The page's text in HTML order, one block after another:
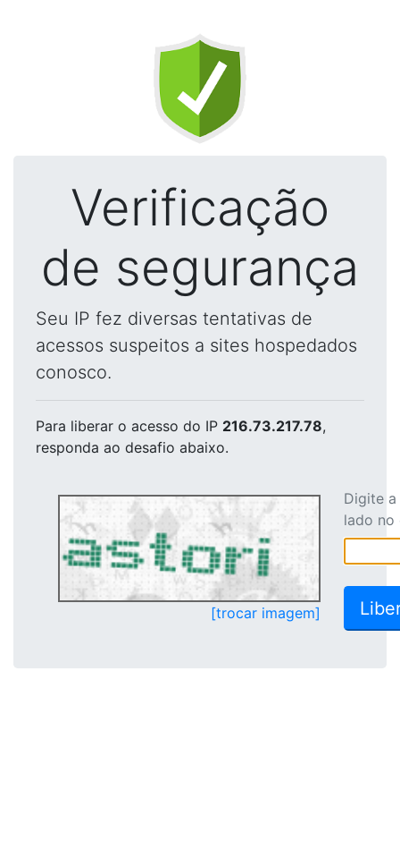
Verificação
de segurança
Seu IP fez diversas tentativas de
acessos suspeitos a sites hospedados
conosco.
Para liberar o acesso do IP 216.73.217.78,
responda ao desafio abaixo.
[trocar imagem]
Digite
lado no